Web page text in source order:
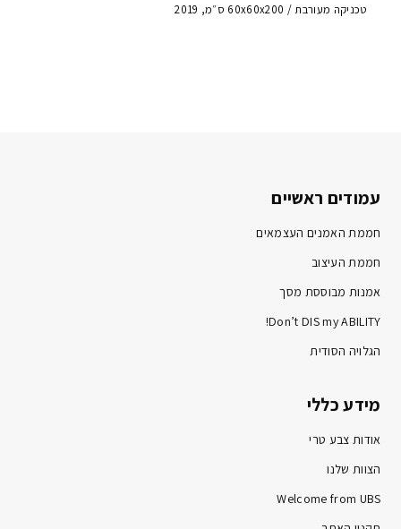
טכניקה מעורבת / 60x60x200 ס״מ, 2019
עמודים ראשיים
חממת האמנים העצמאים
חממת העיצוב
אמנות מבוססת מסך
Don’t DIS my ABILITY!
הגלויה הסודית
מידע כללי
אודות צבע טרי
הצוות שלנו
Welcome from UBS